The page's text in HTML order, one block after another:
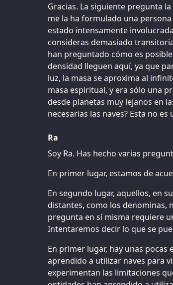
Gracias. La siguiente pregunta
me la ha formulado una
estado intensamente
consideras demasiado
han preguntado cómo es
densidad lleguen aquí, ya que
luz, la masa se aproxima al
masa espiritual, y era sólo una
desde planetas muy lejanos en
necesarias las naves? Esta no
Ra
Soy Ra. Has hecho varias
En primer lugar, estamos de
En segundo lugar, aquellos, en
distantes, como los denominas,
pregunta en sí misma requiere
Intentaremos decir lo que se
En primer lugar, hay unas
aprendido a utilizar naves para
experimentan las limitaciones